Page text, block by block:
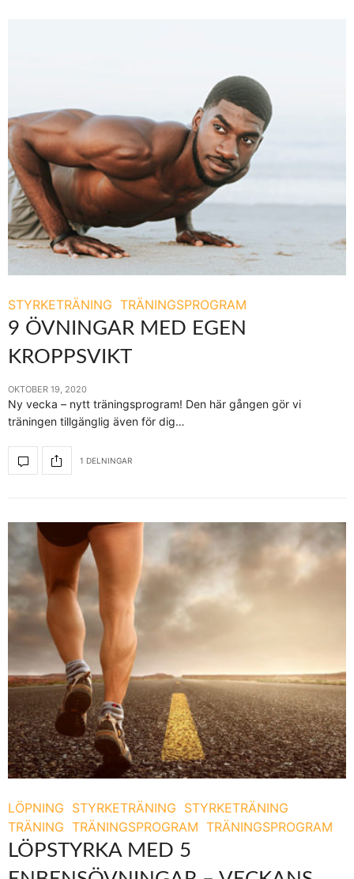
STYRKETRÄNING TRÄNINGSPROGRAM
9 ÖVNINGAR MED EGEN
KROPPSVIKT
OKTOBER 19, 2020
Ny vecka – nytt träningsprogram! Den här gången gör vi
träningen tillgänglig även för dig…
1 DELNINGAR
LÖPNING STYRKETRÄNING STYRKETRÄNING
TRÄNING TRÄNINGSPROGRAM TRÄNINGSPROGRAM
LÖPSTYRKA MED 5